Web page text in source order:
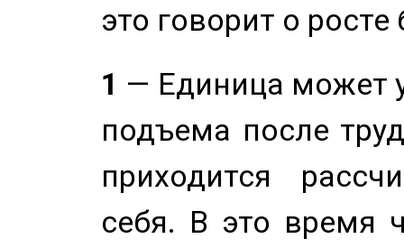
это говорит о
1 — Единица может
подъема после
приходится
себя. В это время